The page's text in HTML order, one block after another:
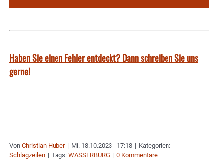
Haben Sie einen Fehler entdeckt? Dann schreiben Sie uns
gerne!
Von Christian Huber | Mi. 18.10.2023 - 17:18 | Kategorien:
Schlagzeilen | Tags: WASSERBURG | 0 Kommentare